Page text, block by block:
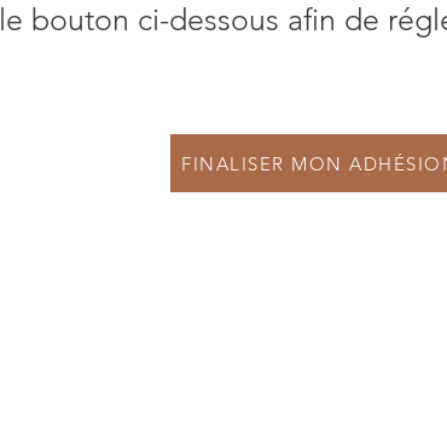
le bouton ci-dessous afin de
FINALISER MON